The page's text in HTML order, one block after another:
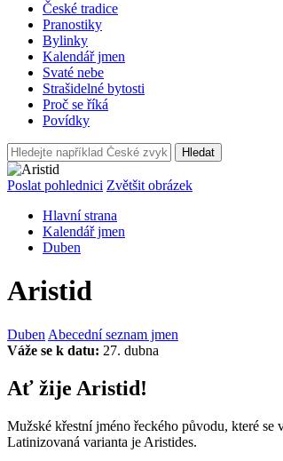
České tradice
Pranostiky
Bylinky
Kalendář jmen
Svaté nebe
Strašidelné bytosti
Proč se říká
Povídky
Hledat
Poslat pohlednici Zvětšit obrázek
Hlavní strana
Kalendář jmen
Duben
Aristid
Duben Abecední seznam jmen
Váže se k datu: 27. dubna
Ať žije Aristid!
Mužské křestní jméno řeckého původu, které
Latinizovaná varianta je Aristides.